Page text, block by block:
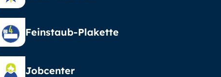
Feinstaub-Plakette
Jobcenter